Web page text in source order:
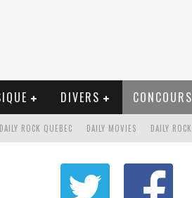
DIVERS CONCOURS
DAILY ROCK
DAILY MOVIES
DAILY ROCK QUEBEC